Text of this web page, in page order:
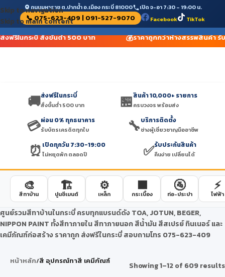
Skip to navigation
Skip to main content
ถนนมหาราช ต.ปากน้ำ อ.เมือง กระบี่ 81000 เปิด จ-อา 7:30 – 19:00 น.
📞 075-623-409 | 091-527-9070 Facebook TikTok
งฟรีในกระบี่ สั่งขั้นต่ำ 500 บาท 💰ราคาถูกกว่าห้างสรรพสินค้า รับ
🚚ส่งฟรีในกระบี่
สั่งขั้นต่ำ 500 บาท 🏪สินค้า 10,000+ รายการ
ครบวงจร พร้อมส่ง
💳ผ่อน 0% ทุกธนาคาร
รับบัตรเครดิตทุกใบ 🔧บริการติดตั้ง
ช่างผู้เชี่ยวชาญมืออาชีพ
⏰ เปิดทุกวัน 7:30-19:00
ไม่หยุดพัก ตลอดปี ✅รับประกันสินค้า
คืนง่าย เปลี่ยนได้
🎨
สีทาบ้าน
🏗️
ปูนซีเมนต์
⚙️
เหล็ก
🟫
กระเบื้อง
🚰
ท่อ-ประปา
⚡
ไฟฟ้า
ศูนย์รวมสีทาบ้านในกระบี่ ครบทุกแบรนด์ดัง TOA, JOTUN, BEGER,
NIPPON PAINT ทั้งสีทาภายใน สีทาภายนอก สีน้ำมัน สีสเปรย์ ทินเนอร์ และ
เคมีภัณฑ์ก่อสร้าง ราคาถูก ส่งฟรีในกระบี่ สอบถามโทร 075-623-409
หน้าหลัก/สี อุปกรณ์ทาสี เคมีภัณฑ์ Showing 1–12 of 609 results